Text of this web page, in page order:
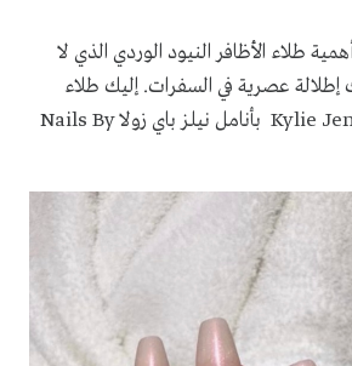
طلاء الأظافر النيود الوردي الذي لا
عصرية في السفرات. إليك طلاء
Kylie بأنامل نيلز باي زولاNails By